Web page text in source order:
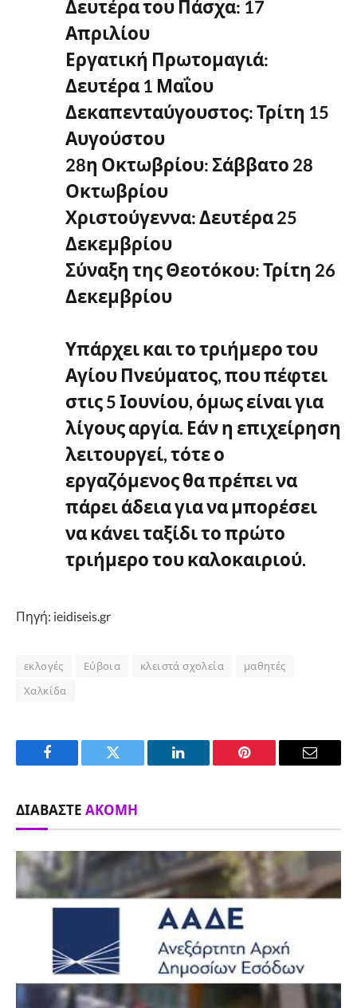
Δευτέρα του Πάσχα: 17
Απριλίου
Εργατική Πρωτομαγιά:
Δευτέρα 1 Μαΐου
Δεκαπενταύγουστος: Τρίτη 15
Αυγούστου
28η Οκτωβρίου: Σάββατο 28
Οκτωβρίου
Χριστούγεννα: Δευτέρα 25
Δεκεμβρίου
Σύναξη της Θεοτόκου: Τρίτη 26
Δεκεμβρίου
Υπάρχει και το τριήμερο του
Αγίου Πνεύματος, που πέφτει
στις 5 Ιουνίου, όμως είναι για
λίγους αργία. Εάν η επιχείρηση
λειτουργεί, τότε ο
εργαζόμενος θα πρέπει να
πάρει άδεια για να μπορέσει
να κάνει ταξίδι το πρώτο
τριήμερο του καλοκαιριού.
Πηγή: ieidiseis.gr
εκλογές Εύβοια κλειστά σχολεία
μαθητές
Χαλκίδα
Facebook Twitter LinkedIn Pinterest Email
ΔΙΑΒΆΣΤΕ ΑΚΌΜΗ